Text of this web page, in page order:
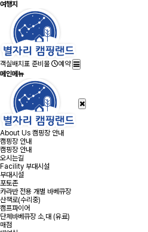
여행지
객실배치표 준비물
예약
메인메뉴
About Us 캠핑장 안내
캠핑장 안내
캠핑장 안내
오시는길
Facility 부대시설
부대시설
포토존
카라반 전용 개별 바베큐장
산책로(수리중)
캠프파이어
단체바베큐장 소,대 (유료)
매점